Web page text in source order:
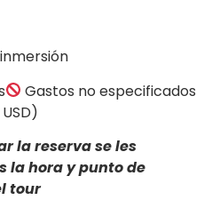
Gastos no especificados
la reserva se les
la hora y punto de
tour